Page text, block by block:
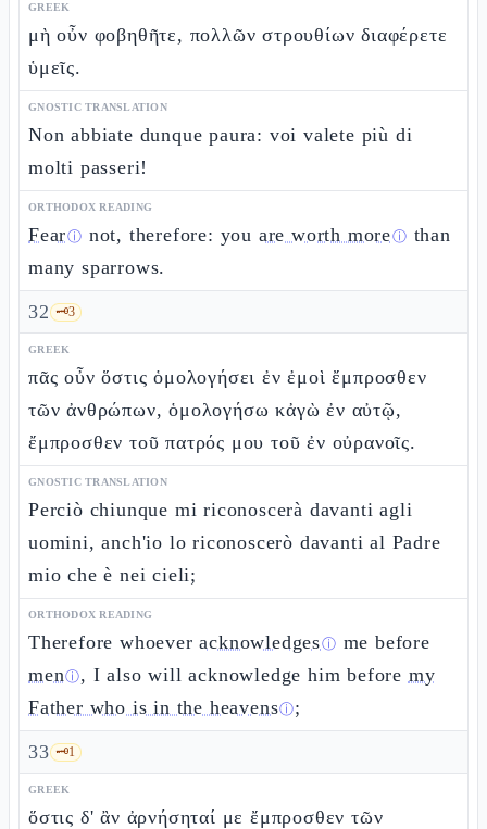
GREEK
μὴ οὖν φοβηθῆτε, πολλῶν στρουθίων διαφέρετε
ὑμεῖς.
GNOSTIC TRANSLATION
Non abbiate dunque paura: voi valete più di
molti passeri!
ORTHODOX READING
Fearⓘ not, therefore: you are worth moreⓘ than
many sparrows.
32 🗝️3
GREEK
πᾶς οὖν ὅστις ὁμολογήσει ἐν ἐμοὶ ἔμπροσθεν
τῶν ἀνθρώπων, ὁμολογήσω κἀγὼ ἐν αὐτῷ,
ἔμπροσθεν τοῦ πατρός μου τοῦ ἐν οὐρανοῖς.
GNOSTIC TRANSLATION
Perciò chiunque mi riconoscerà davanti agli
uomini, anch'io lo riconoscerò davanti al Padre
mio che è nei cieli;
ORTHODOX READING
Therefore whoeveracknowledgesⓘ me before
menⓘ, I also will acknowledge him before my
Father who is in the heavensⓘ;
33 🗝️1
GREEK
ὅστις δ' ἂν ἀρνήσηταί με ἔμπροσθεν τῶν